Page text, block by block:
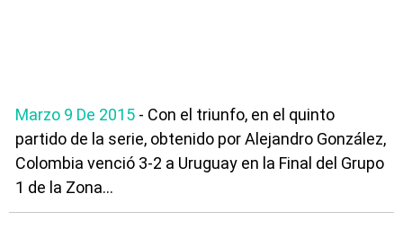
Marzo 9 De 2015 - Con el triunfo, en el quinto
partido de la serie, obtenido por Alejandro González,
Colombia venció 3-2 a Uruguay en la Final del Grupo
1 de la Zona...